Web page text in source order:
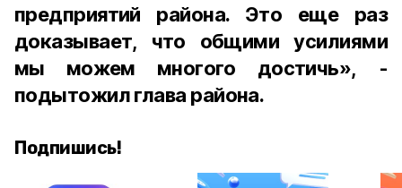
предприятий района. Это еще раз
доказывает, что общими усилиями
мы можем многого достичь», -
подытожил глава района.
Подпишись!